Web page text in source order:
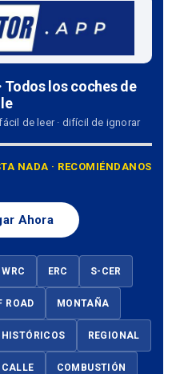
Todos los coches de
de leer · difícil de ignorar
NADA · RECOMIÉNDANOS
Ahora
WRC ERC S-CER
ROAD MONTAÑA
HISTÓRICOS REGIONAL
CALLE COMBUSTIÓN